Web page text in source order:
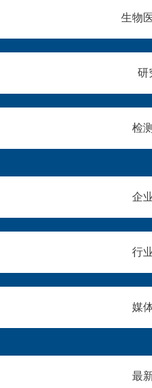
生物
研
检
企
行
媒
最